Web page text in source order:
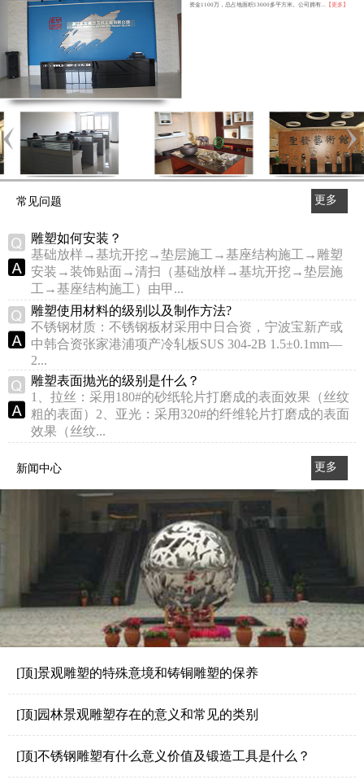
资金1100万，总占地面积13000多平方米。公司拥有...
【更多】
常见问题
更多
雕塑如何安装？
基础放样→基坑开挖→垫层施工→基座结构施工→雕塑
安装→装饰贴面→清扫（基础放样→基坑开挖→垫层施
工→基座结构施工）由甲...
雕塑使用材料的级别以及制作方法?
不锈钢材质：不锈钢板材采用中日合资，宁波宝新产或
中韩合资张家港浦项产冷轧板SUS 304-2B 1.5±0.1mm—
2...
雕塑表面抛光的级别是什么？
1、拉丝：采用180#的砂纸轮片打磨成的表面效果（丝纹
粗的表面）2、亚光：采用320#的纤维轮片打磨成的表面
效果（丝纹...
新闻中心
更多
>>
[顶]景观雕塑的特殊意境和铸铜雕塑的保养
[顶]园林景观雕塑存在的意义和常见的类别
[顶]不锈钢雕塑有什么意义价值及锻造工具是什么？